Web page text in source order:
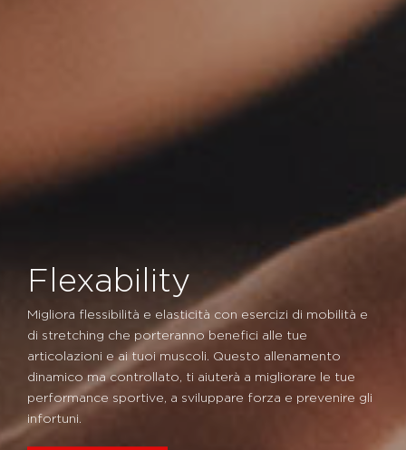
Flexability
Migliora flessibilità e elasticità con esercizi di mobilità e
di stretching che porteranno benefici alle tue
articolazioni e ai tuoi muscoli. Questo allenamento
dinamico ma controllato, ti aiuterà a migliorare le tue
performance sportive, a sviluppare forza e prevenire gli
infortuni.